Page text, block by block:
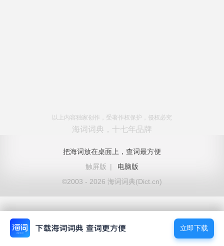
以上内容独家创作，受著作权保护，侵权必究
海词词典，十七年品牌
把海词放在桌面上，查词最方便
触屏版
|
电脑版
©2003 - 2026 海词词典(Dict.cn)
立即下载
立即下载